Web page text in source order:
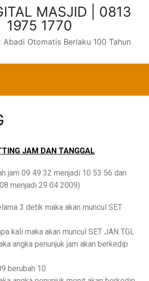
MASJID | 0813
1975 1770
Otomatis Berlaku 100 Tahun
JAM DAN TANGGAL
jam 09 49 32 menjadi 10 53 56 dan
menjadi 29 04 2009)
3 detik maka akan muncul SET
kali maka akan muncul SET JAN TGL
angka penunjuk jam akan berkedip
berubah 10